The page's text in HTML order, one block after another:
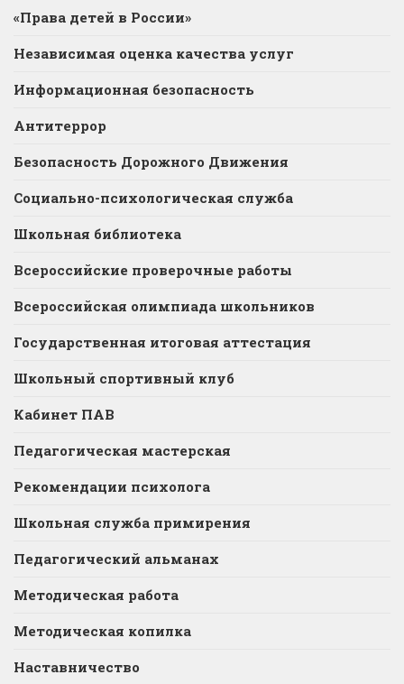
«Права детей в России»
Независимая оценка качества услуг
Информационная безопасность
Антитеррор
Безопасность Дорожного Движения
Социально-психологическая служба
Школьная библиотека
Всероссийские проверочные работы
Всероссийская олимпиада школьников
Государственная итоговая аттестация
Школьный спортивный клуб
Кабинет ПАВ
Педагогическая мастерская
Рекомендации психолога
Школьная служба примирения
Педагогический альманах
Методическая работа
Методическая копилка
Наставничество